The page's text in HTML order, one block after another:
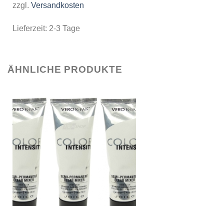
zzgl. Versandkosten
Lieferzeit: 2-3 Tage
ÄHNLICHE PRODUKTE